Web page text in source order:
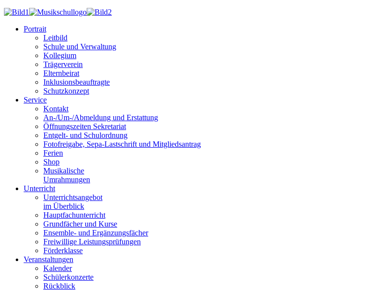
Portrait
Leitbild
Schule und Verwaltung
Kollegium
Trägerverein
Elternbeirat
Inklusionsbeauftragte
Schutzkonzept
Service
Kontakt
An-/Um-/Abmeldung und Erstattung
Öffnungszeiten Sekretariat
Entgelt- und Schulordnung
Fotofreigabe, Sepa-Lastschrift und Mitgliedsantrag
Ferien
Shop
Musikalische
Umrahmungen
Unterricht
Unterrichtsangebot
im Überblick
Hauptfachunterricht
Grundfächer und Kurse
Ensemble- und Ergänzungsfächer
Freiwillige Leistungsprüfungen
Förderklasse
Veranstaltungen
Kalender
Schülerkonzerte
Rückblick